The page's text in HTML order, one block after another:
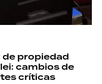
de propiedad
cambios de
críticas